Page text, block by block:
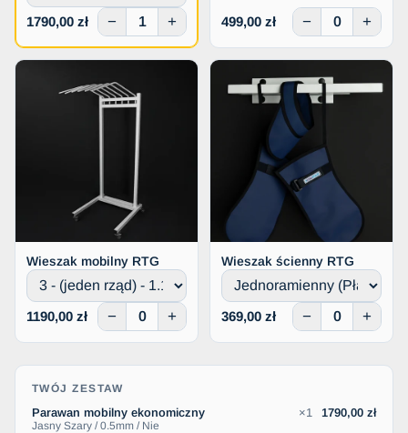
1790,00 zł − + 499,00 zł − +
Wieszak mobilny RTG
1190,00 zł − +
Wieszak ścienny RTG
369,00 zł − +
TWÓJ ZESTAW
Parawan mobilny ekonomiczny
Jasny Szary / 0.5mm / Nie
×1 1790,00 zł